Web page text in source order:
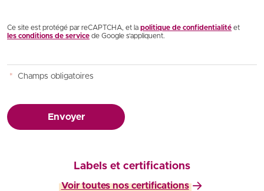
Ce site est protégé par reCAPTCHA, et la politique de confidentialité et
les conditions de service de Google s’appliquent.
* Champs obligatoires
Envoyer
Labels et certifications
Voir toutes nos certifications